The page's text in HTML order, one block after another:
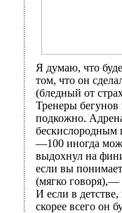
Я думаю, что
том, что он
(бледный от
Тренеры
подкожно.
бескислородным
—100 иногда
выдохнул на
если вы
(мягко говоря),—
И если в
скорее всего он